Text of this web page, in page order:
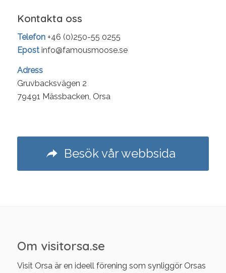
Kontakta oss
Telefon+46 (0)250-55 0255
Epostinfo@famousmoose.se
Adress
Gruvbacksvägen 2
79491 Mässbacken, Orsa
Besök vår webbsida
Om visitorsa.se
Visit Orsa är en ideell förening som synliggör Orsas